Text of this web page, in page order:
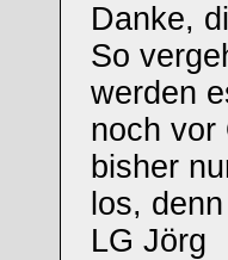
Danke,
So
werden
noch vor
bisher
los,
LG Jörg